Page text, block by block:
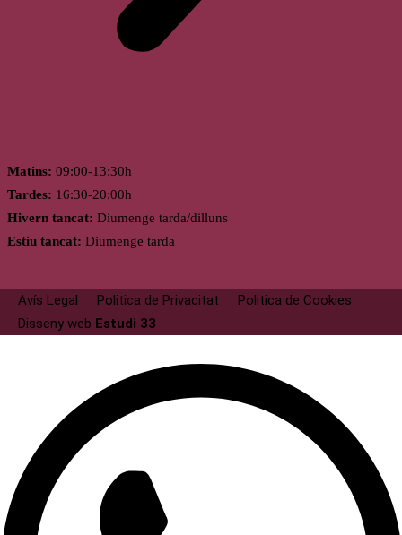
Matins: 09:00-13:30h
Tardes: 16:30-20:00h
Hivern tancat: Diumenge tarda/dilluns
Estiu tancat: Diumenge tarda
Avís Legal Politica de Privacitat
Politica de Cookies
Disseny web Estudi 33